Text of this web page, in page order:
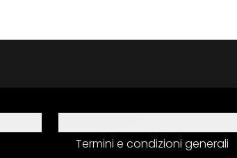
Termini e condizioni generali